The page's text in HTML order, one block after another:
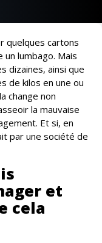
quelques cartons
lumbago. Mais
dizaines, ainsi que
de kilos en une ou
change non
la mauvaise
Et si, en
par une société de
et
cela